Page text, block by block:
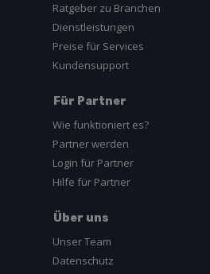
Ratgeber zu Branchen
Dienstleistungen
Preise für Services
Kundensupport
Für Partner
Wie funktioniert es?
Partner werden
Login für Partner
Hilfe für Partner
Über uns
Unser Team
Datenschutz